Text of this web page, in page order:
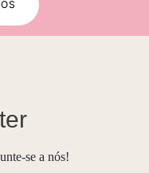
se a nós!